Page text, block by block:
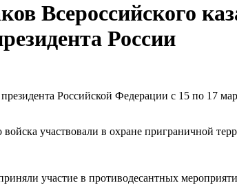
Всероссийского
России
Российской Федерации с 15 по 17
войска участвовали в охране приграничной
участие в противодесантных